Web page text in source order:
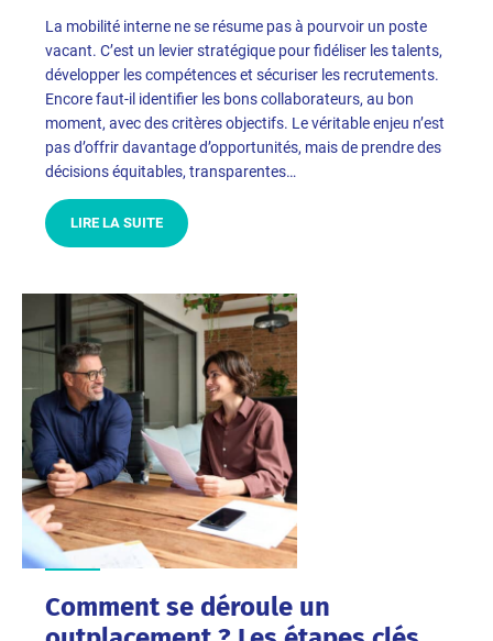
La mobilité interne ne se résume pas à pourvoir un poste
vacant. C’est un levier stratégique pour fidéliser les talents,
développer les compétences et sécuriser les recrutements.
Encore faut-il identifier les bons collaborateurs, au bon
moment, avec des critères objectifs. Le véritable enjeu n’est
pas d’offrir davantage d’opportunités, mais de prendre des
décisions équitables, transparentes…
LIRE LA SUITE
Comment se déroule un